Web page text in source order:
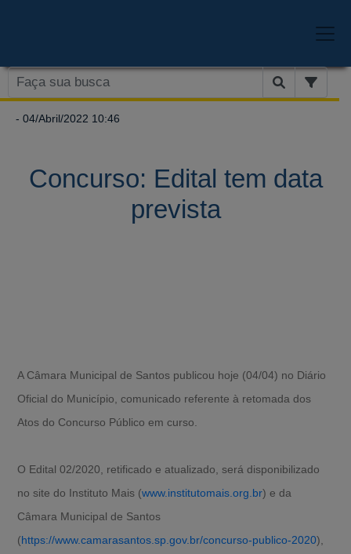
- 04/Abril/2022 10:46
Concurso: Edital tem data
prevista
A Câmara Municipal de Santos publicou hoje (04/04) no Diário
Oficial do Município, comunicado referente à retomada dos
Atos do Concurso Público em curso.
O Edital 02/2020, retificado e atualizado, será disponibilizado
no site do Instituto Mais (www.institutomais.org.br) e da
Câmara Municipal de Santos
(https://www.camarasantos.sp.gov.br/concurso-publico-2020),